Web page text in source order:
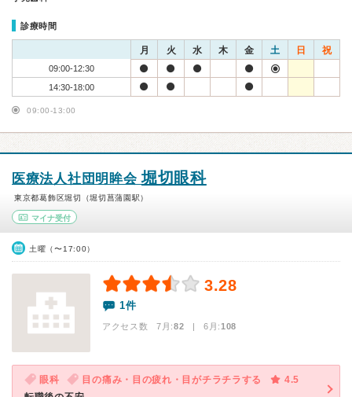
診療時間
月 火 水 木 金 土 日 祝
09:00-12:30
14:30-18:00
09:00-13:00
医療法人社団明眸会堀切眼科
東京都葛飾区堀切（堀切菖蒲園駅）
マイナ受付
土曜（〜17:00）
3.28
1件
アクセス数 7月:82 | 6月:108
眼科 目の痛み・目の疲れ・目がチラチラする
4.5